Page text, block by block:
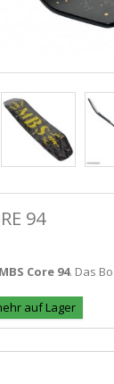
94
MBS Core 94. Das
auf Lager